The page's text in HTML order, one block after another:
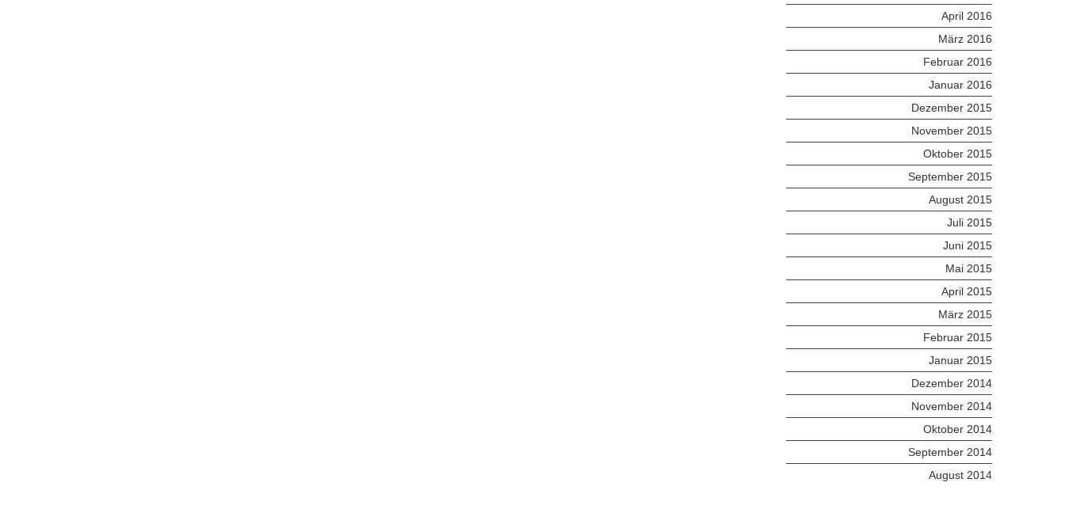
April 2016
März 2016
Februar 2016
Januar 2016
Dezember 2015
November 2015
Oktober 2015
September 2015
August 2015
Juli 2015
Juni 2015
Mai 2015
April 2015
März 2015
Februar 2015
Januar 2015
Dezember 2014
November 2014
Oktober 2014
September 2014
August 2014